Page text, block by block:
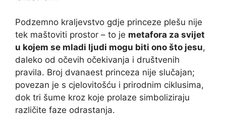
Podzemno kraljevstvo gdje princeze plešu nije
tek maštoviti prostor – to je metafora za svijet
u kojem se mladi ljudi mogu biti ono što jesu,
daleko od očevih očekivanja i društvenih
pravila. Broj dvanaest princeza nije slučajan;
povezan je s cjelovitošću i prirodnim ciklusima,
dok tri šume kroz koje prolaze simboliziraju
različite faze odrastanja.